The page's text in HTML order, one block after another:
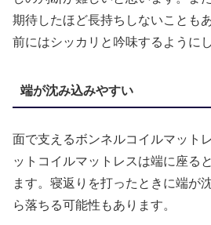
期待したほど長持ちしないことも
前にはシッカリと吟味するように
端が沈み込みやすい
面で支えるボンネルコイルマット
ットコイルマットレスは端に座る
ます。寝返りを打ったときに端が
ら落ちる可能性もあります。